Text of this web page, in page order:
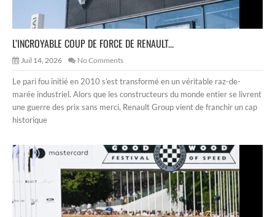
L’INCROYABLE COUP DE FORCE DE RENAULT...
Juil 14, 2026 No Comments
Le pari fou initié en 2010 s’est transformé en un véritable raz-de-
marée industriel. Alors que les constructeurs du monde entier se livrent
une guerre des prix sans merci, Renault Group vient de franchir un cap
historique